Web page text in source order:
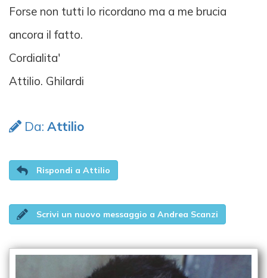
Forse non tutti lo ricordano ma a me brucia
ancora il fatto.
Cordialita'
Attilio. Ghilardi
Da: Attilio
Rispondi a Attilio
Scrivi un nuovo messaggio a Andrea Scanzi